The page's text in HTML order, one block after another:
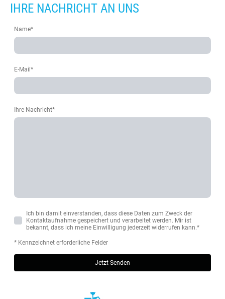
IHRE NACHRICHT AN UNS
Name*
E-Mail*
Ihre Nachricht*
Ich bin damit einverstanden, dass diese Daten zum Zweck der
Kontaktaufnahme gespeichert und verarbeitet werden. Mir ist
bekannt, dass ich meine Einwilligung jederzeit widerrufen kann.*
* Kennzeichnet erforderliche Felder
Jetzt Senden